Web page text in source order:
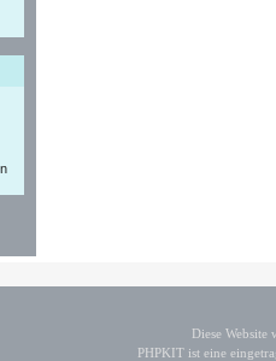
Diese
PHPKIT ist eine